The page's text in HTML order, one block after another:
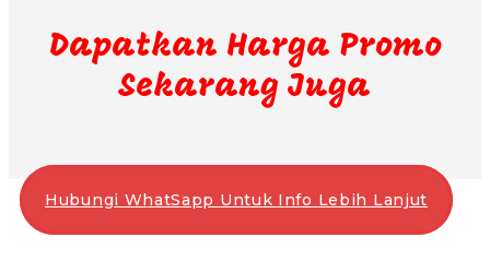
Dapatkan Harga Promo
Sekarang Juga
Hubungi WhatSapp Untuk Info Lebih Lanjut